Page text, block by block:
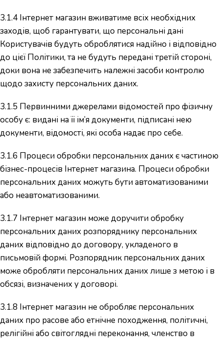
3.1.4 Інтернет магазин вживатиме всіх необхідних
заходів, щоб гарантувати, що персональні дані
Користувачів будуть оброблятися надійно і відповідно
до цієї Політики, та не будуть передані третій стороні,
доки вона не забезпечить належні засоби контролю
щодо захисту персональних даних.
3.1.5 Первинними джерелами відомостей про фізичну
особу є: видані на її ім’я документи, підписані нею
документи, відомості, які особа надає про себе.
3.1.6 Процеси обробки персональних даних є частиною
бізнес-процесів Інтернет магазина. Процеси обробки
персональних даних можуть бути автоматизованими
або неавтоматизованими.
3.1.7 Інтернет магазин може доручити обробку
персональних даних розпоряднику персональних
даних відповідно до договору, укладеного в
письмовій формі. Розпорядник персональних даних
може обробляти персональних даних лише з метою і в
обсязі, визначених у договорі.
3.1.8 Інтернет магазин не обробляє персональних
даних про расове або етнічне походження, політичні,
релігійні або світоглядні переконання, членство в